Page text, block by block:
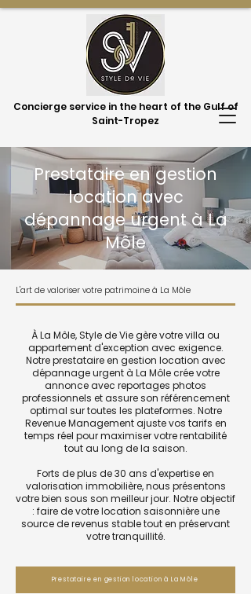
Concierge service in the heart of the Gulf of
Saint-Tropez
Prestataire en gestion
location avec
dépannage urgent à La
Môle
L'art de valoriser votre patrimoine à La Môle
À La Môle, Style de Vie gère votre villa ou
appartement d'exception avec exigence.
Notre prestataire en gestion location avec
dépannage urgent à La Môle crée votre
annonce avec reportages photos
professionnels et assure son référencement
optimal sur toutes les plateformes. Notre
Revenue Management ajuste vos tarifs en
temps réel pour maximiser votre rentabilité
tout au long de la saison.
Forts de plus de 30 ans d'expertise en
valorisation immobilière, nous présentons
votre bien sous son meilleur jour. Notre objectif
: faire de votre location saisonnière une
source de revenus stable tout en préservant
votre tranquillité.
Prestataire en gestion location à La Môle